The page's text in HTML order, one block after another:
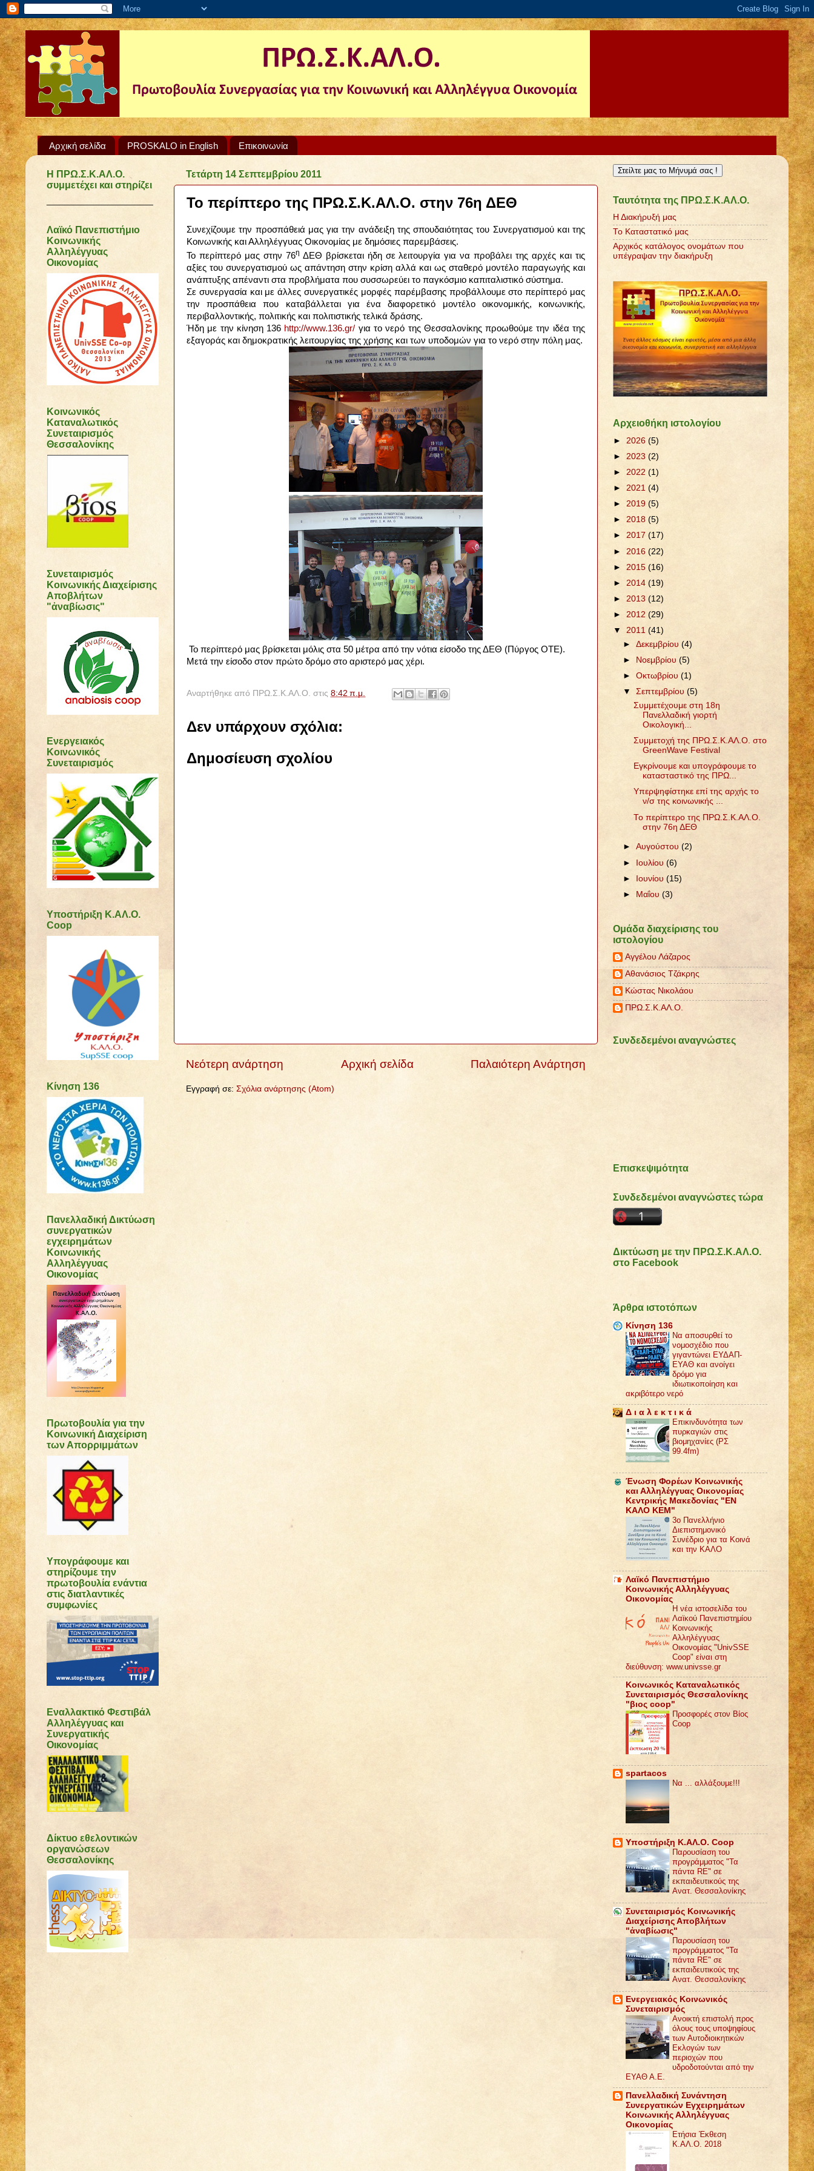
Αρχική σελίδα PROSKALO in English Επικοινωνία
Τετάρτη 14 Σεπτεμβρίου 2011
Το περίπτερο της ΠΡΩ.Σ.Κ.ΑΛ.Ο. στην 76η ΔΕΘ
Συνεχίζουμε την προσπάθειά μας για την ανάδειξη της σπουδαιότητας του Συνεργατισμού και της
Κοινωνικής και Αλληλέγγυας Οικονομίας με δημόσιες παρεμβάσεις.
Το περίπτερό μας στην 76η ΔΕΘ βρίσκεται ήδη σε λειτουργία για να προβάλει της αρχές και τις
αξίες του συνεργατισμού ως απάντηση στην κρίση αλλά και ως σταθερό μοντέλο παραγωγής και
ανάπτυξης απέναντι στα προβλήματα που συσσωρεύει το παγκόσμιο καπιταλιστικό σύστημα.
Σε συνεργασία και με άλλες συνεργατικές μορφές παρέμβασης προβάλλουμε στο περίπτερό μας
την προσπάθεια που καταβάλλεται για ένα διαφορετικό μοντέλο οικονομικής, κοινωνικής,
περιβαλλοντικής, πολιτικής και πολιτιστικής τελικά δράσης.
Ήδη με την κίνηση 136 http://www.136.gr/ για το νερό της Θεσσαλονίκης προωθούμε την ιδέα της
εξαγοράς και δημοκρατικής λειτουργίας της χρήσης και των υποδομών για το νερό στην πόλη μας.
Το περίπτερό μας βρίσκεται μόλις στα 50 μέτρα από την νότια είσοδο της ΔΕΘ (Πύργος ΟΤΕ).
Μετά την είσοδο στον πρώτο δρόμο στο αριστερό μας χέρι.
Αναρτήθηκε από ΠΡΩ.Σ.Κ.ΑΛ.Ο. στις 8:42 π.μ.
Δεν υπάρχουν σχόλια:
Δημοσίευση σχολίου
Νεότερη ανάρτηση Παλαιότερη Ανάρτηση
Αρχική σελίδα
Εγγραφή σε: Σχόλια ανάρτησης (Atom)
Η ΠΡΩ.Σ.Κ.ΑΛ.Ο.
συμμετέχει και στηρίζει
Λαϊκό Πανεπιστήμιο
Κοινωνικής
Αλληλέγγυας
Οικονομίας
Κοινωνικός
Καταναλωτικός
Συνεταιρισμός
Θεσσαλονίκης
Συνεταιρισμός
Κοινωνικής Διαχείρισης
Αποβλήτων
"ἀναβίωσις"
Ενεργειακός
Κοινωνικός
Συνεταιρισμός
Υποστήριξη Κ.ΑΛ.Ο.
Coop
Κίνηση 136
Πανελλαδική Δικτύωση
συνεργατικών
εγχειρημάτων
Κοινωνικής
Αλληλέγγυας
Οικονομίας
Πρωτοβουλία για την
Κοινωνική Διαχείριση
των Απορριμμάτων
Υπογράφουμε και
στηρίζουμε την
πρωτοβουλία ενάντια
στις διατλαντικές
συμφωνίες
Εναλλακτικό Φεστιβάλ
Αλληλέγγυας και
Συνεργατικής
Οικονομίας
Δίκτυο εθελοντικών
οργανώσεων
Θεσσαλονίκης
Στείλτε μας το Μήνυμά σας !
Ταυτότητα της ΠΡΩ.Σ.Κ.ΑΛ.Ο.
Η Διακήρυξή μας
Το Καταστατικό μας
Αρχικός κατάλογος ονομάτων που
υπέγραψαν την διακήρυξη
Αρχειοθήκη ιστολογίου
► 2026 (5)
► 2023 (2)
► 2022 (1)
► 2021 (4)
► 2019 (5)
► 2018 (5)
► 2017 (17)
► 2016 (22)
► 2015 (16)
► 2014 (19)
► 2013 (12)
► 2012 (29)
▼ 2011 (41)
►Δεκεμβρίου(4)
►
Νοεμβρίου(5)
►Οκτωβρίου(1)
▼Σεπτεμβρίου(5)
Συμμετέχουμε στη 18η
Πανελλαδική γιορτή
Οικολογική...
Συμμετοχή της ΠΡΩ.Σ.Κ.ΑΛ.Ο. στο
GreenWave Festival
Εγκρίνουμε και υπογράφουμε το
κατασταστικό της ΠΡΩ...
Υπερψηφίστηκε επί της αρχής το
ν/σ της κοινωνικής ...
Το περίπτερο της ΠΡΩ.Σ.Κ.ΑΛ.Ο.
στην 76η ΔΕΘ
►Αυγούστου(2)
► Ιουλίου(6)
► Ιουνίου(15)
►
Μαΐου(3)
Ομάδα διαχείρισης του
ιστολογίου
Αγγέλου Λάζαρος
Αθανάσιος Τζάκρης
Κώστας Νικολάου
ΠΡΩ.Σ.Κ.ΑΛ.Ο.
Συνδεδεμένοι αναγνώστες
Επισκεψιμότητα
Συνδεδεμένοι αναγνώστες τώρα
Δικτύωση με την ΠΡΩ.Σ.Κ.ΑΛ.Ο.
στο Facebook
Άρθρα ιστοτόπων
Κίνηση 136
Να αποσυρθεί το
νομοσχέδιο που
γιγαντώνει ΕΥΔΑΠ-
ΕΥΑΘ και ανοίγει
δρόμο για
ιδιωτικοποίηση και
ακριβότερο νερό
Δ ι α λ ε κ τ ι κ ά
Επικινδυνότητα των
πυρκαγιών στις
βιομηχανίες (ΡΣ
99.4fm)
Ένωση Φορέων Κοινωνικής
και Αλληλέγγυας Οικονομίας
Κεντρικής Μακεδονίας "ΕΝ
ΚΑΛΟ ΚΕΜ"
3ο Πανελλήνιο
Διεπιστημονικό
Συνέδριο για τα Κοινά
και την ΚΑΛΟ
Λαϊκό Πανεπιστήμιο
Κοινωνικής Αλληλέγγυας
Οικονομίας
Η νέα ιστοσελίδα του
Λαϊκού Πανεπιστημίου
Κοινωνικής
Αλληλέγγυας
Οικονομίας "UnivSSE
Coop" είναι στη
διεύθυνση: www.univsse.gr
Κοινωνικός Καταναλωτικός
Συνεταιρισμός Θεσσαλονίκης
"βιος coop"
Προσφορές στον Βίος
Coop
spartacos
Να ... αλλάξουμε!!!
Υποστήριξη Κ.ΑΛ.Ο. Coop
Παρουσίαση του
προγράμματος "Τα
πάντα RE" σε
εκπαιδευτικούς της
Ανατ. Θεσσαλονίκης
Συνεταιρισμός Κοινωνικής
Διαχείρισης Αποβλήτων
"ἀναβίωσις"
Παρουσίαση του
προγράμματος "Τα
πάντα RE" σε
εκπαιδευτικούς της
Ανατ. Θεσσαλονίκης
Ενεργειακός Κοινωνικός
Συνεταιρισμός
Ανοικτή επιστολή προς
όλους τους υποψηφίους
των Αυτοδιοικητικών
Εκλογών των
περιοχών που
υδροδοτούνται από την
ΕΥΑΘ Α.Ε.
Πανελλαδική Συνάντηση
Συνεργατικών Εγχειρημάτων
Κοινωνικής Αλληλέγγυας
Οικονομίας
Ετήσια Έκθεση
Κ.ΑΛ.Ο. 2018